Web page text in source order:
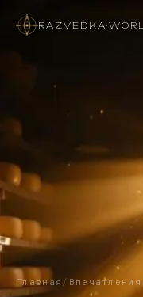
RAZVEDKA·
Главная / Впечатления